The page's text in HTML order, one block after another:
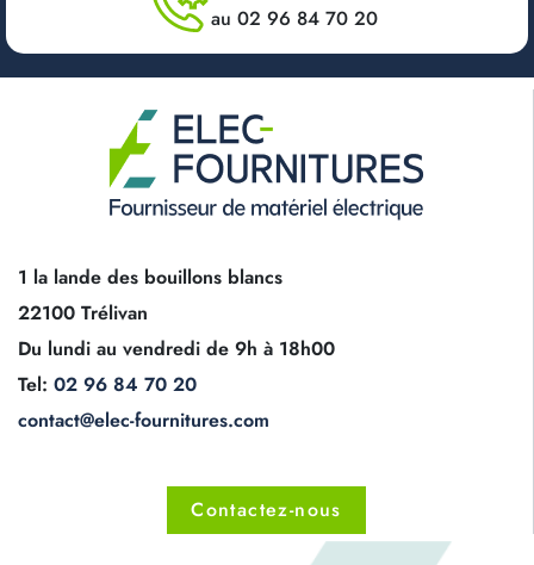
au 02 96 84 70 20
1 la lande des bouillons blancs
22100 Trélivan
Du lundi au vendredi de 9h à 18h00
Tel: 02 96 84 70 20
contact@elec-fournitures.com
Contactez-nous